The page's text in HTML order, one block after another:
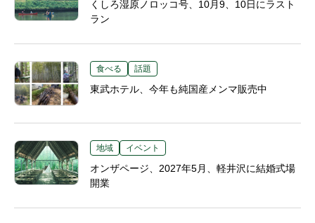
くしろ湿原ノロッコ号、10月9、10日にラスト
ラン
食べる 話題
東武ホテル、今年も純国産メンマ販売中
地域 イベント
オンザページ、2027年5月、軽井沢に結婚式場
開業